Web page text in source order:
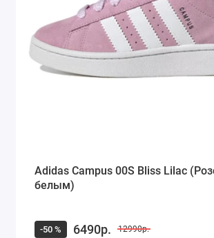
Adidas Campus 00S Bliss Lilac
белым)
-50 % 6490р. 12990р.